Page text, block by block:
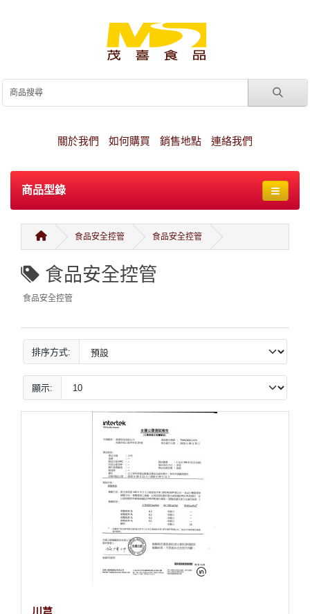
關於我們 如何購買 銷售地點 連絡我們
商品型錄
食品安全控管 食品安全控管
食品安全控管
食品安全控管
排序方式:
顯示: